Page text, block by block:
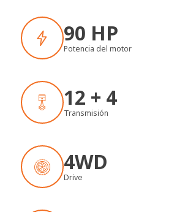
90 HP
Potencia del motor
12 + 4
Transmisión
4WD
Drive